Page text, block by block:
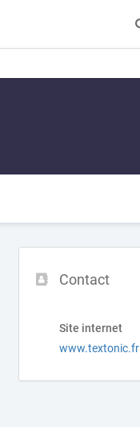
Contact
Site internet
www.textonic.fr